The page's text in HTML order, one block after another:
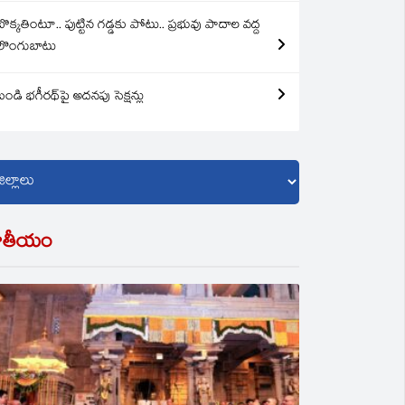
పుట్టిన గడ్డకు పోటు.. ప్రభువు పాదాల వద్ద
భగీరథ్‌పై అదనపు సెక్షన్లు